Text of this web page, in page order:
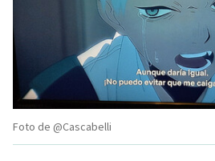
Foto de @Cascabelli